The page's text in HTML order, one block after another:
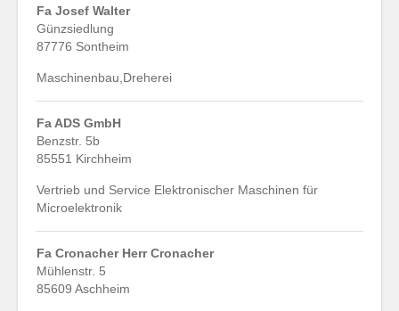
Fa Josef Walter
Günzsiedlung
87776 Sontheim
Maschinenbau,Dreherei
Fa ADS GmbH
Benzstr. 5b
85551 Kirchheim
Vertrieb und Service Elektronischer Maschinen für
Microelektronik
Fa Cronacher Herr Cronacher
Mühlenstr. 5
85609 Aschheim